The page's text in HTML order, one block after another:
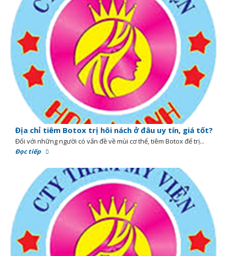
Địa chỉ tiêm Botox trị hôi nách ở đâu uy tín, giá tốt?
Đối với những người có vấn đề về mùi cơ thể, tiêm Botox để trị...
Đọc tiếp